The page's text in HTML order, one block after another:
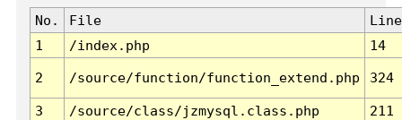
No. File
Line
1
/index.php 14
2 /source/function/function_extend.php 324
3 /source/class/jzmysql.class.php
211